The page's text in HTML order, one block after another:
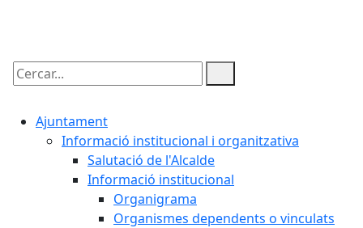
Cercar:
Ajuntament
Informació institucional i organitzativa
Salutació de l'Alcalde
Informació institucional
Organigrama
Organismes dependents o vinculats